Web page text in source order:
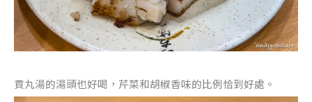
貢丸湯的湯頭也好喝，芹菜和胡椒香味的比例恰到好處。